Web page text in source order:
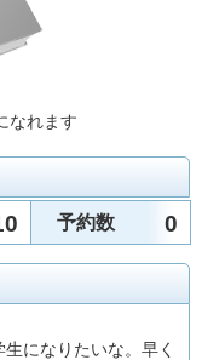
なれます
予約数 0
になりたいな。早く